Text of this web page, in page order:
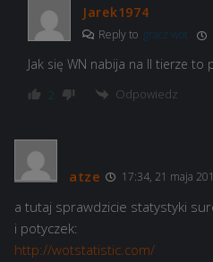
Jarek1974
Reply to gracz wot
Jak się WN nabija na II tierze
2 Odpowiedz
atze 17:34, 21 maja
a tutaj sprawdzicie statystyki
i potyczek:
http://wotstatistic.com/